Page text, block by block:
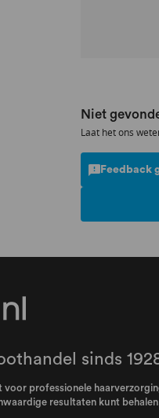
Niet
Laat het ons
Feedback
sinds
voor professionele
resultaten kunt